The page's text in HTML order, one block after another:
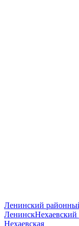
Ленинский районный
ЛенинскНехаевский
Нехаевская